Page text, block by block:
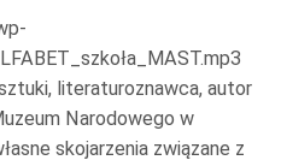
literaturoznawca, autor
Narodowego w
skojarzenia związane z